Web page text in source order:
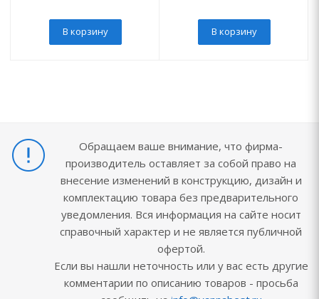
В корзину В корзину
Обращаем ваше внимание, что фирма-
производитель оставляет за собой право на
внесение изменений в конструкцию, дизайн и
комплектацию товара без предварительного
уведомления. Вся информация на сайте носит
справочный характер и не является публичной
офертой.
Если вы нашли неточность или у вас есть другие
комментарии по описанию товаров - просьба